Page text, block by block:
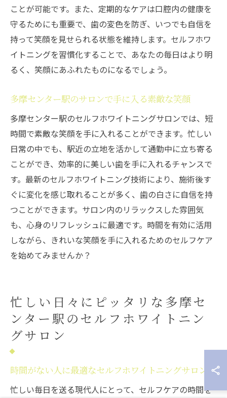
ことが可能です。また、定期的なケアは口腔内の健康を
守るためにも重要で、歯の変色を防ぎ、いつでも自信を
持って笑顔を見せられる状態を維持します。セルフホワ
イトニングを習慣化することで、あなたの毎日はより明
るく、笑顔にあふれたものになるでしょう。
多摩センター駅のサロンで手に入る素敵な笑顔
多摩センター駅のセルフホワイトニングサロンでは、短
時間で素敵な笑顔を手に入れることができます。忙しい
日常の中でも、駅近の立地を活かして通勤中に立ち寄る
ことができ、効率的に美しい歯を手に入れるチャンスで
す。最新のセルフホワイトニング技術により、施術後す
ぐに変化を感じ取れることが多く、歯の白さに自信を持
つことができます。サロン内のリラックスした雰囲気
も、心身のリフレッシュに最適です。時間を有効に活用
しながら、きれいな笑顔を手に入れるためのセルフケア
を始めてみませんか？
忙しい日々にピッタリな多摩セ
ンター駅のセルフホワイトニン
グサロン
時間がない人に最適なセルフホワイトニングサロン
忙しい毎日を送る現代人にとって、セルフケアの時間を